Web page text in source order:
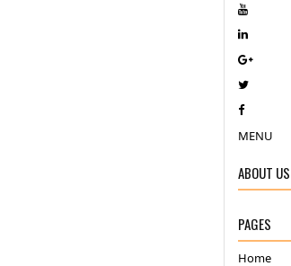
MENU
ABOUT US
PAGES
Home